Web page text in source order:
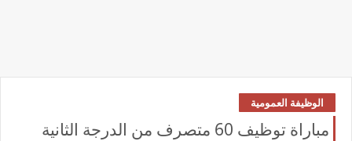
الوظيفة العمومية
مباراة توظيف 60 متصرف من الدرجة الثانية